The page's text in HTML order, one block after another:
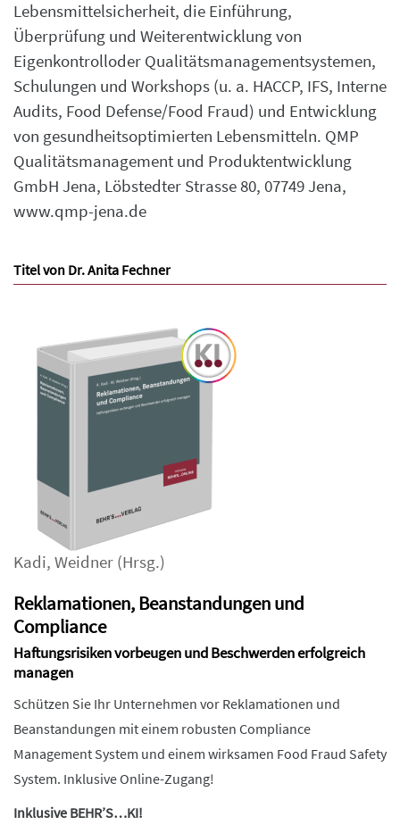
Lebensmittelsicherheit, die Einführung,
Überprüfung und Weiterentwicklung von
Eigenkontrolloder Qualitätsmanagementsystemen,
Schulungen und Workshops (u. a. HACCP, IFS, Interne
Audits, Food Defense/Food Fraud) und Entwicklung
von gesundheitsoptimierten Lebensmitteln. QMP
Qualitätsmanagement und Produktentwicklung
GmbH Jena, Löbstedter Strasse 80, 07749 Jena,
www.qmp-jena.de
Titel von Dr. Anita Fechner
Kadi, Weidner (Hrsg.)
Reklamationen, Beanstandungen und
Compliance
Haftungsrisiken vorbeugen und Beschwerden erfolgreich
managen
Schützen Sie Ihr Unternehmen vor Reklamationen und
Beanstandungen mit einem robusten Compliance
Management System und einem wirksamen Food Fraud Safety
System. Inklusive Online-Zugang!
Inklusive BEHR’S…KI!